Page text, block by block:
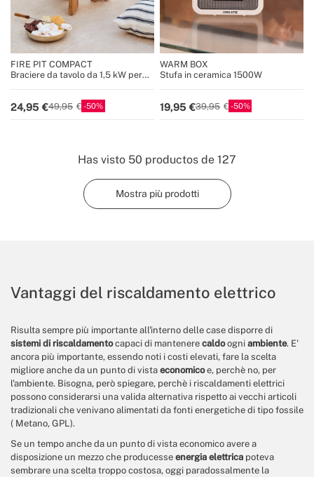
FIRE PIT COMPACT
Braciere da tavolo da 1,5 kW per
24,95 49,95 50
WARM BOX
Stufa in ceramica 1500W
19,95 39,95 50
Has visto 50 productos de 127
Mostra più prodotti
Vantaggi del riscaldamento elettrico
Risulta sempre più importante all'interno delle case disporre di
sistemi di riscaldamentocapaci di mantenere caldoogni ambiente. E'
ancora più importante, essendo noti i costi elevati, fare la scelta
migliore anche da un punto di vista economicoe, perchè no, per
l'ambiente. Bisogna, però spiegare, perchè i riscaldamenti elettrici
possono considerarsi una valida alternativa rispetto ai vecchi articoli
tradizionali che venivano alimentati da fonti energetiche di tipo fossile
( Metano, GPL).
Se un tempo anche da un punto di vista economico avere a
disposizione un mezzo che producesse energia elettrica poteva
sembrare una scelta troppo costosa, oggi paradossalmente la